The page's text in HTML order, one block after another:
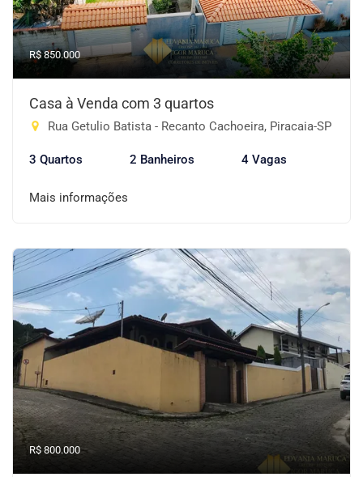
R$ 850.000
Casa à Venda com 3 quartos
Rua Getulio Batista - Recanto Cachoeira, Piracaia-SP
3 Quartos 2 Banheiros 4 Vagas
Mais informações
R$ 800.000